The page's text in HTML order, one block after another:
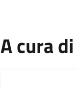
A cura di